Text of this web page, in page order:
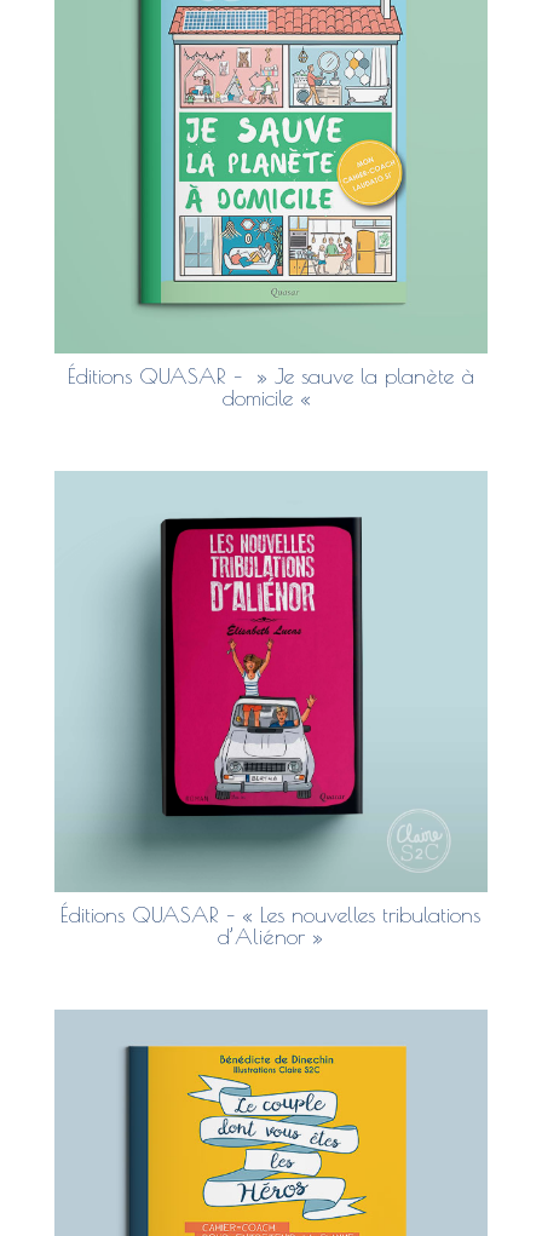
Éditions QUASAR – » Je sauve la planète à
domicile «
Éditions QUASAR – « Les nouvelles tribulations
d’Aliénor »